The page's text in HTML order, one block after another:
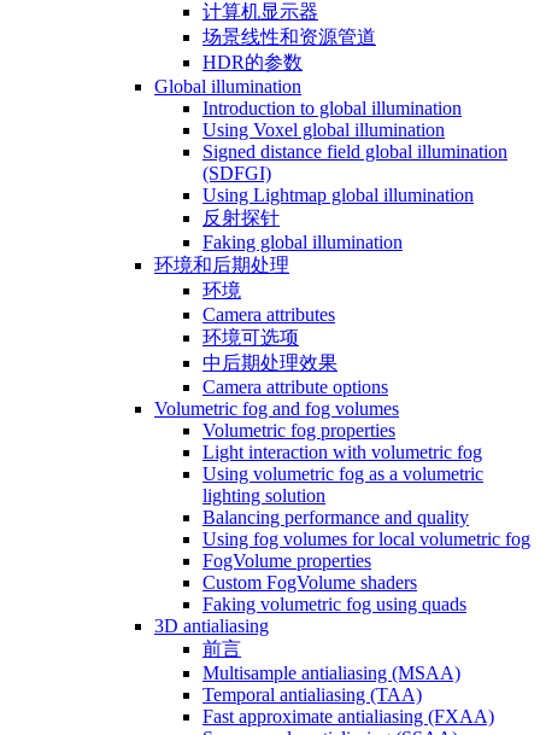
计算机显示器
场景线性和资源管道
HDR的参数
Global illumination
Introduction to global illumination
Using Voxel global illumination
Signed distance field global illumination
(SDFGI)
Using Lightmap global illumination
反射探针
Faking global illumination
环境和后期处理
环境
Camera attributes
环境可选项
中后期处理效果
Camera attribute options
Volumetric fog and fog volumes
Volumetric fog properties
Light interaction with volumetric fog
Using volumetric fog as a volumetric
lighting solution
Balancing performance and quality
Using fog volumes for local volumetric fog
FogVolume properties
Custom FogVolume shaders
Faking volumetric fog using quads
3D antialiasing
前言
Multisample antialiasing (MSAA)
Temporal antialiasing (TAA)
Fast approximate antialiasing (FXAA)